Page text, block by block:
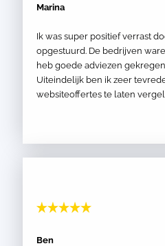
Marina
Ik was super positief verrast
opgestuurd. De bedrijven
heb goede adviezen
Uiteindelijk ben ik zeer
websiteoffertes te laten
Ben